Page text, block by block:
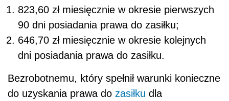
823,60 zł miesięcznie w okresie pierwszych
90 dni posiadania prawa do zasiłku;
646,70 zł miesięcznie w okresie kolejnych
dni posiadania prawa do zasiłku.
Bezrobotnemu, który spełnił warunki konieczne
do uzyskania prawa do zasiłku dla